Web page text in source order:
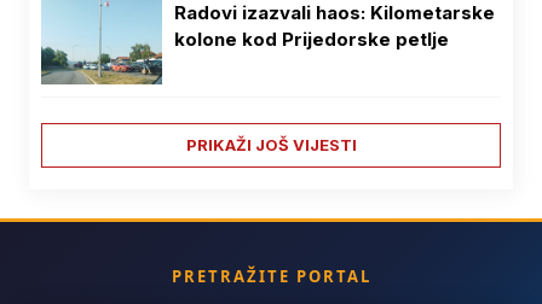
Radovi izazvali haos: Kilometarske
kolone kod Prijedorske petlje
PRIKAŽI JOŠ VIJESTI
PRETRAŽITE PORTAL